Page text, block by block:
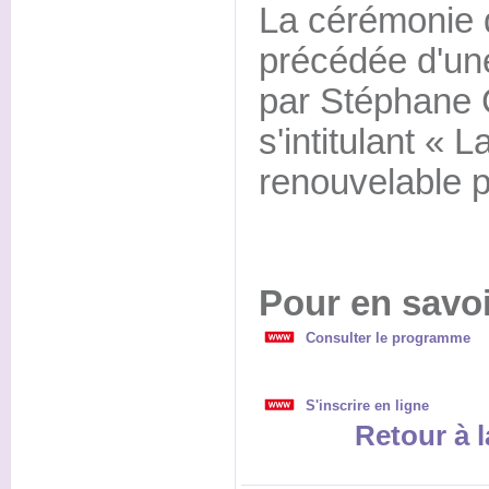
La cérémonie
précédée
par Stéphane
s'intitulant «
renouvelable
Pour en
Consulter le programme
S'inscrire en ligne
Retour à